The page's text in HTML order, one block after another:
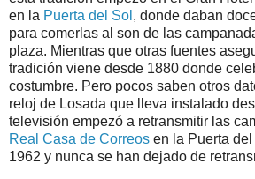
en la Puerta del Sol , donde daban
para comerlas al son de las
plaza. Mientras que otras fuentes
tradición viene desde 1880 donde
costumbre. Pero pocos saben otros
reloj de Losada que lleva instalado
televisión empezó a retransmitir las
Real Casa de Correos en la Puerta
1962 y nunca se han dejado de